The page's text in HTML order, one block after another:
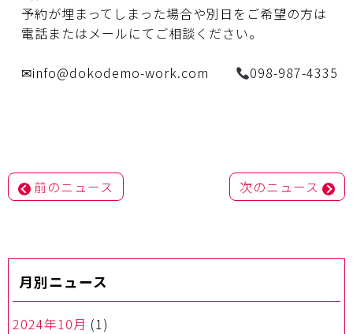
予約が埋まってしまった場合や別日をご希望の方は
電話またはメールにてご相談ください。
✉info@dokodemo-work.com 098-987-4335
投
稿
ナ
ー
シ
ョ
ン
前のニュース 次のニュース
月別ニュース
2024年10月 (1)